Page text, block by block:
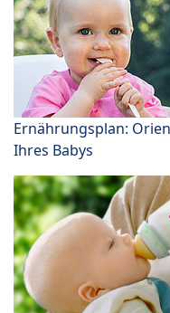
Ernährungsplan:
Ihres Babys